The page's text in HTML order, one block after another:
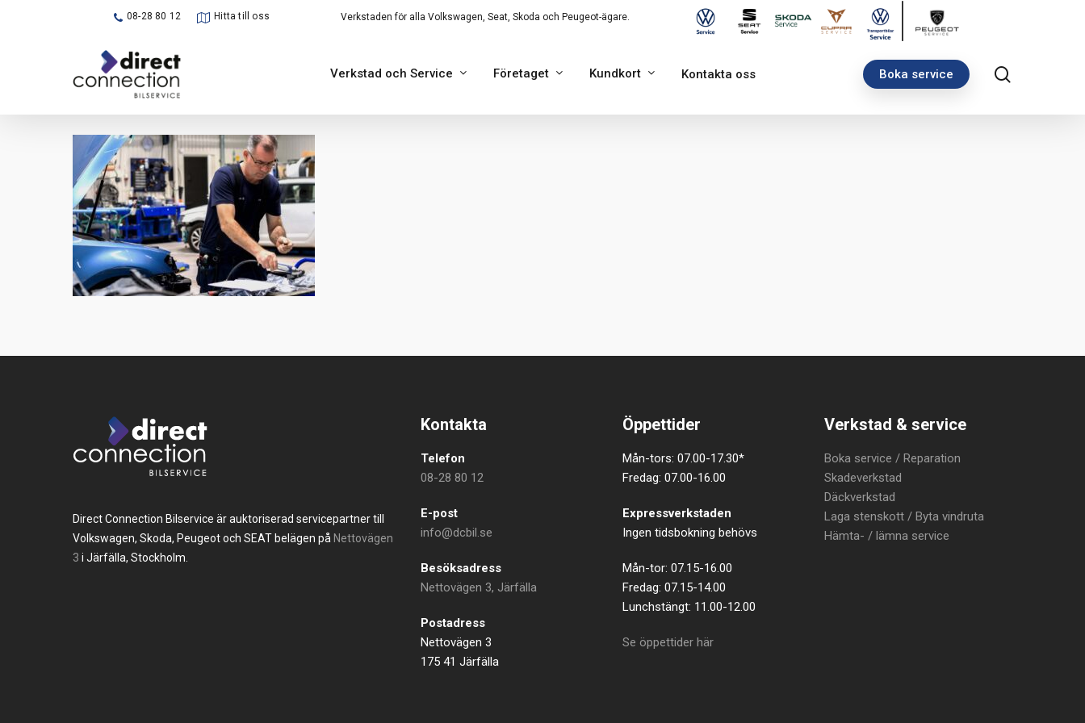
08-28 80 12 Hitta till oss Verkstaden för alla Volkswagen, Seat, Skoda och Peugeot-ägare.
Verkstad och Service Företaget Kundkort Kontakta oss Boka service
Direct Connection Bilservice är auktoriserad servicepartner till
Volkswagen, Skoda, Peugeot och SEAT belägen på Nettovägen
3 i Järfälla, Stockholm.
Kontakta
Telefon
08-28 80 12
E-post
info@dcbil.se
Besöksadress
Nettovägen 3, Järfälla
Postadress
Nettovägen 3
175 41 Järfälla
Öppettider
Mån-tors: 07.00-17.30*
Fredag: 07.00-16.00
Expressverkstaden
Ingen tidsbokning behövs
Mån-tor: 07.15-16.00
Fredag: 07.15-14.00
Lunchstängt: 11.00-12.00
Se öppettider här
Verkstad & service
Boka service / Reparation
Skadeverkstad
Däckverkstad
Laga stenskott / Byta vindruta
Hämta- / lämna service